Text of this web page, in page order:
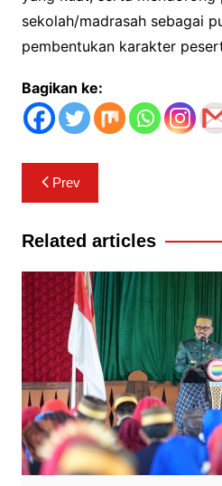
sekolah/madrasah sebagai
pembentukan karakter
Bagikan ke:
Navigasi
pos
Prev
Related articles